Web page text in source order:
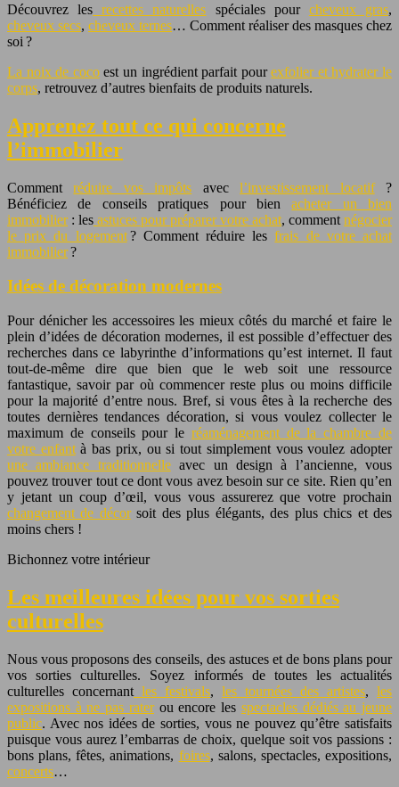
Découvrez les recettes naturelles spéciales pour cheveux gras,
cheveux secs, cheveux ternes… Comment réaliser des masques chez
soi ?
La noix de cocoest un ingrédient parfait pourexfolier et hydrater le
corps, retrouvez d’autres bienfaits de produits naturels.
Apprenez tout ce qui concerne
l’immobilier
Commentréduire vos impôts avecl’investissement locatif?
Bénéficiez de conseils pratiques pour bienacheter un bien
immobilier: les astuces pour préparer votre achat, comment négocier
le prix du logement? Comment réduire lesfrais de votre achat
immobilier?
Idées de décoration modernes
Pour dénicher les accessoires les mieux côtés du marché et faire le
plein d’idées de décoration modernes, il est possible d’effectuer des
recherches dans ce labyrinthe d’informations qu’est internet. Il faut
tout-de-même dire que bien que le web soit une ressource
fantastique, savoir par où commencer reste plus ou moins difficile
pour la majorité d’entre nous. Bref, si vous êtes à la recherche des
toutes dernières tendances décoration, si vous voulez collecter le
maximum de conseils pour le réaménagement de la chambre de
votre enfantà bas prix, ou si tout simplement vous voulez adopter
une ambiance traditionnelleavec un design à l’ancienne, vous
pouvez trouver tout ce dont vous avez besoin sur ce site. Rien qu’en
y jetant un coup d’œil, vous vous assurerez que votre prochain
changement de décorsoit des plus élégants, des plus chics et des
moins chers !
Bichonnez votre intérieur
Les meilleures idées pour vos sorties
culturelles
Nous vous proposons des conseils, des astuces et de bons plans pour
vos sorties culturelles. Soyez informés de toutes les actualités
culturelles concernant les festivals, les tournées des artistes, les
expositions à ne pas raterou encore les spectacles dédiés au jeune
public. Avec nos idées de sorties, vous ne pouvez qu’être satisfaits
puisque vous aurez l’embarras de choix, quelque soit vos passions :
bons plans, fêtes, animations, foires, salons, spectacles, expositions,
concerts…